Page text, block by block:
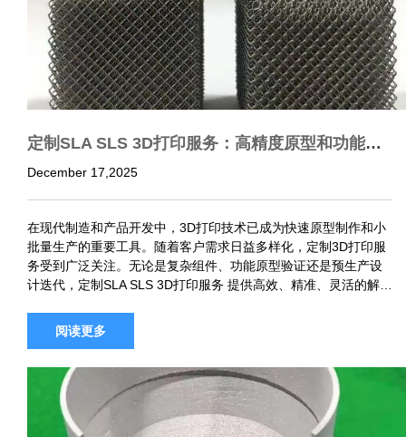
定制SLA SLS 3D打印服务：高精度原型和功能部
件的专业解决方案
December 17,2025
在现代制造和产品开发中，3D打印技术已成为快速原型制作和小
批量生产的重要工具。随着客户需求日益多样化，定制3D打印服
务受到广泛关注。无论是复杂组件、功能原型验证还是预生产设
计迭代，定制SLA SLS 3D打印服务 提供高效、精准、灵活的解决
阅读更多